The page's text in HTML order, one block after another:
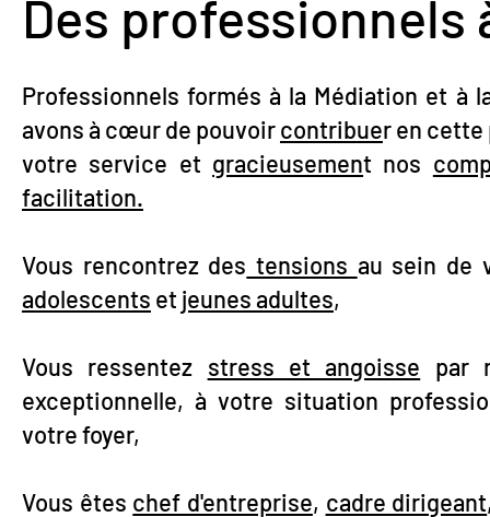
Des professionnels
Professionnels formés à la Médiation et à
avons à cœur de pouvoircontribuer en
votre service et gracieusement nos
facilitation.
Vous rencontrez des tensions au sein de
adolescents et jeunes adultes,
Vous ressentez stress et angoisse par
exceptionnelle, à votre situation
votre foyer,
Vous êtes chef d'entreprise, cadre dirigeant